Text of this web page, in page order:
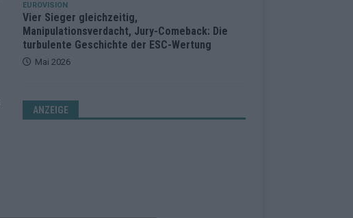
EUROVISION
Vier Sieger gleichzeitig,
Manipulationsverdacht, Jury-Comeback: Die
turbulente Geschichte der ESC-Wertung
Mai 2026
ANZEIGE